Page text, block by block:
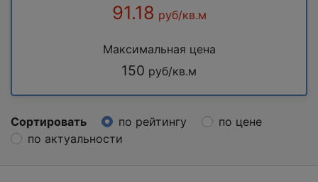
91.18 руб/кв.м
Максимальная цена
150 руб/кв.м
Сортировать по рейтингу
по цене
по актуальности